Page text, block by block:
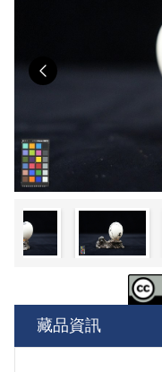
Previous
藏品資訊